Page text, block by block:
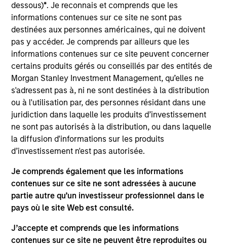
dessous)*. Je reconnais et comprends que les
informations contenues sur ce site ne sont pas
destinées aux personnes américaines, qui ne doivent
pas y accéder. Je comprends par ailleurs que les
informations contenues sur ce site peuvent concerner
certains produits gérés ou conseillés par des entités de
Morgan Stanley Investment Management, qu’elles ne
s'adressent pas à, ni ne sont destinées à la distribution
ou à l'utilisation par, des personnes résidant dans une
juridiction dans laquelle les produits d’investissement
ne sont pas autorisés à la distribution, ou dans laquelle
la diffusion d'informations sur les produits
d’investissement n'est pas autorisée.
Je comprends également que les informations
contenues sur ce site ne sont adressées à aucune
partie autre qu’un investisseur professionnel dans le
pays où le site Web est consulté.
J’accepte et comprends que les informations
contenues sur ce site ne peuvent être reproduites ou
Mr. Deudon is an Executive Director covering
Benelux, France, and the UK. Prior to Morgan
Stanley, he was a Vice President at Alcentra, where
he was responsible for originating, executing, and
monitoring investments across the Benelux and
France. He was also instrumental in building out
Alcentra’s Benelux franchise through investing
close to €1 billion in the geography. Prior to
Alcentra, Mr. Deudon began his career at ING,
working on mid-market leveraged finance
transactions. He holds an MSc in Management
Sciences from Louvain School of Management and
and Economics. He is also a CFA Charterholder and
speaks Dutch, French, and English.
May not represent all Team Members.